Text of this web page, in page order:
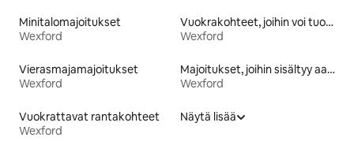
Minitalomajoitukset
Wexford
Vuokrakohteet, joihin voi tuoda lemmikin
Wexford
Vierasmajamajoitukset
Wexford
Majoitukset, joihin sisältyy aamiainen
Wexford
Vuokrattavat rantakohteet
Wexford
Näytä lisää